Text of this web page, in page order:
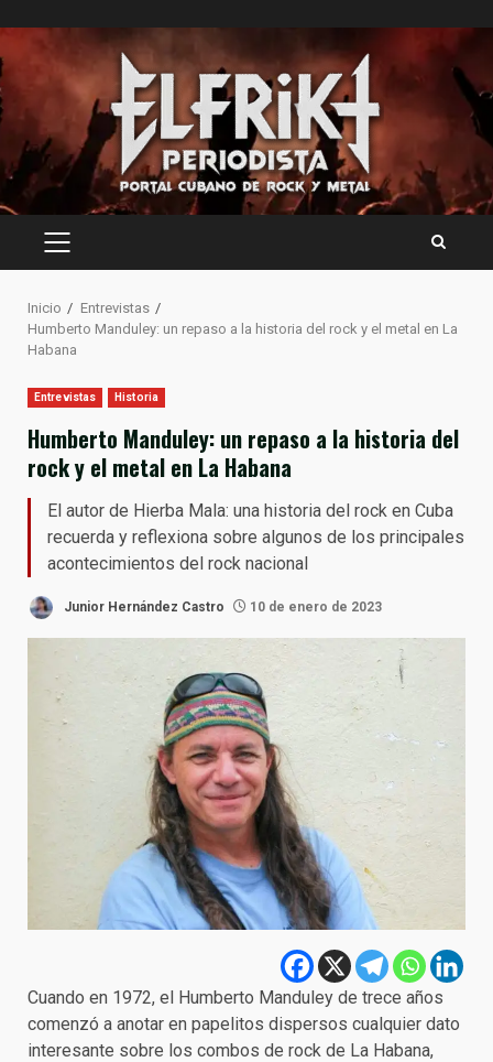
al
contenido
MENÚ
Inicio
Entrevistas
Humberto Manduley: un repaso a la historia del rock y el metal en La
Habana
Entrevistas Historia
Humberto Manduley: un repaso a la historia del
rock y el metal en La Habana
El autor de Hierba Mala: una historia del rock en Cuba
recuerda y reflexiona sobre algunos de los principales
acontecimientos del rock nacional
Junior Hernández Castro 10 de enero de 2023
Cuando en 1972, el Humberto Manduley de trece años
comenzó a anotar en papelitos dispersos cualquier dato
interesante sobre los combos de rock de La Habana,